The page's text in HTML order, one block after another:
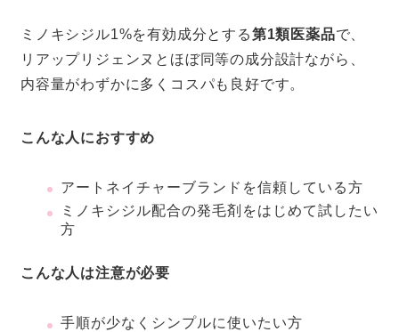
ミノキシジル1%を有効成分とする第1類医薬品で、
リアップリジェンヌとほぼ同等の成分設計ながら、
内容量がわずかに多くコスパも良好です。
こんな人におすすめ
アートネイチャーブランドを信頼している方
ミノキシジル配合の発毛剤をはじめて試したい
方
こんな人は注意が必要
手順が少なくシンプルに使いたい方